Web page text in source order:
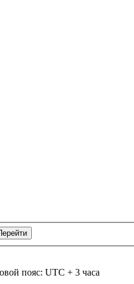
пояс: UTC + 3 часа